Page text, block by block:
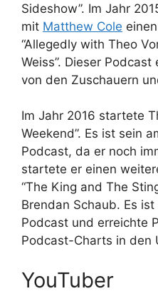
Sideshow”. Im Jahr
mit Matthew Cole
“Allegedly with Theo
Weiss”. Dieser
von den Zuschauern
Im Jahr 2016 startete
Weekend”. Es ist sein
Podcast, da er noch
startete er einen
“The King and The
Brendan Schaub. Es
Podcast und erreichte
Podcast-Charts in den
YouTuber